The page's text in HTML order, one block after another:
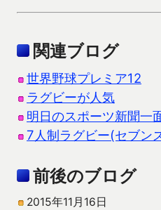
関連ブログ
世界野球プレミア12
ラグビーが人気
明日のスポーツ新聞一
7人制ラグビー(セブン
前後のブログ
2015年11月16日